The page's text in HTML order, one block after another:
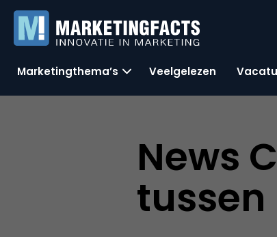
Marketingthema’s Veelgelezen
News
tussen